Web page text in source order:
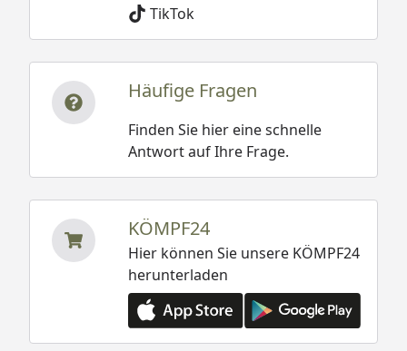
TikTok
Häufige Fragen
Finden Sie hier eine schnelle
Antwort auf Ihre Frage.
KÖMPF24
Hier können Sie unsere KÖMPF24
herunterladen